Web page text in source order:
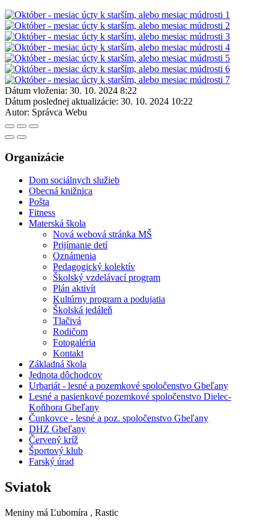
Dátum vloženia: 30. 10. 2024 8:22
Dátum poslednej aktualizácie: 30. 10. 2024 10:22
Autor: Správca Webu
Organizácie
Dom sociálnych služieb
Obecná knižnica
Pošta
Fitness
Materská škola
Nová webová stránka MŠ
Prijímanie detí
Oznámenia
Pedagogický kolektív
Školský vzdelávací program
Plán aktivít
Kultúrny program a podujatia
Školská jedáleň
Tlačivá
Rodičom
Fotogaléria
Kontakt
Základná škola
Jednota dôchodcov
Urbariát - lesné a pozemkové spoločenstvo Gbeľany
Lesné a pasienkové pozemkové spoločenstvo Dielec-
Koňhora Gbeľany
Čunkovce - lesné a poz. spoločenstvo Gbeľany
DHZ Gbeľany
Červený kríž
Športový klub
Farský úrad
Sviatok
Meniny má Ľubomíra , Rastic